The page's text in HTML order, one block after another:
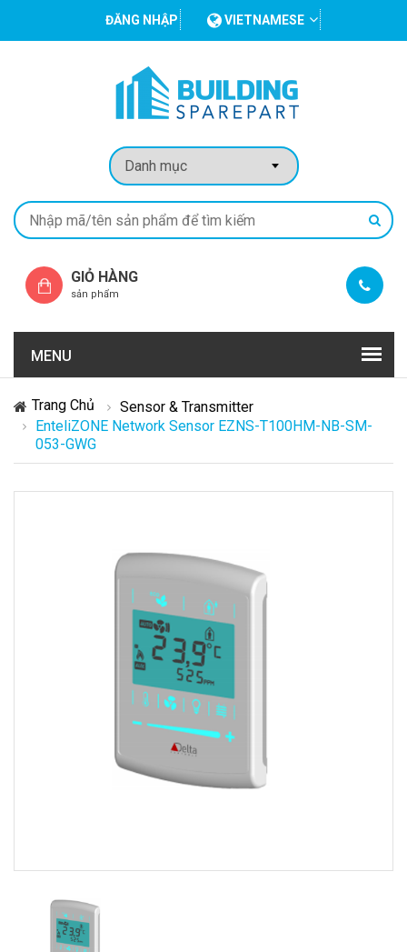
ĐĂNG NHẬP VIETNAMESE
GIỎ HÀNG
sản phẩm
MENU
Trang Chủ
Sensor & Transmitter
EnteliZONE Network Sensor EZNS-T100HM-NB-SM-
053-GWG